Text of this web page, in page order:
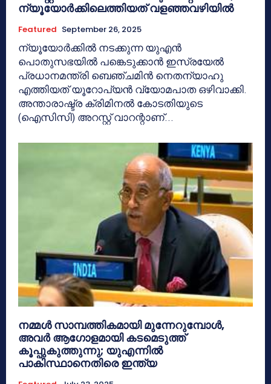
ന്യൂയോര്‍ക്കിലെത്തിയത് വളഞ്ഞവഴിയില്‍
Featured September 26, 2025
ന്യൂയോര്‍ക്കില്‍ നടക്കുന്ന യുഎന്‍
പൊതുസഭയില്‍ പങ്കെടുക്കാന്‍ ഇസ്രയേല്‍
പ്രധാനമന്ത്രി ബെഞ്ചമിന്‍ നെതന്യാഹു
എത്തിയത് യൂറോപ്യന്‍ വ്യോമപാത ഒഴിവാക്കി.
അന്താരാഷ്ട്ര ക്രിമിനല്‍ കോടതിയുടെ
(ഐസിസി) അറസ്റ്റ് വാറന്റാണ്...
നമ്മള്‍ സാമ്പത്തികമായി മുന്നേറുമ്പോള്‍,
അവര്‍ ആഗോളമായി കടമെടുത്ത്
കൂപ്പുകുത്തുന്നു; യുഎന്നില്‍
പാകിസ്ഥാനെതിരെ ഇന്ത്യ